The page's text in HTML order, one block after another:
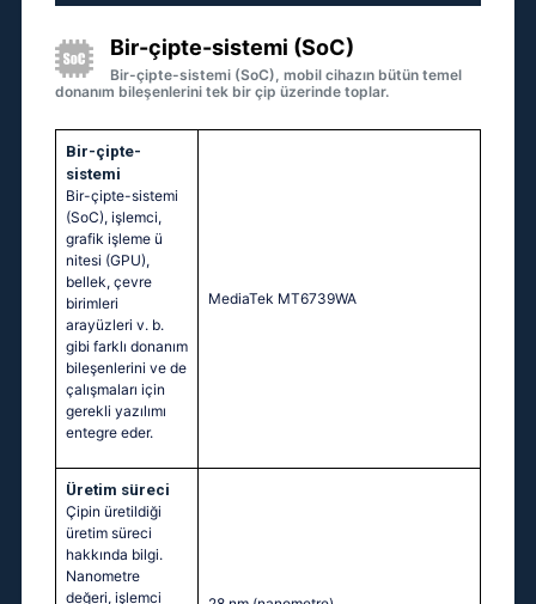
Bir-çipte-sistemi (SoC)
Bir-çipte-sistemi (SoC), mobil cihazın bütün temel
donanım bileşenlerini tek bir çip üzerinde toplar.
Bir-çipte-
sistemi
Bir-çipte-sistemi
(SoC), işlemci,
grafik işleme ü
nitesi (GPU),
bellek, çevre
birimleri
arayüzleri v. b.
gibi farklı donanım
bileşenlerini ve de
çalışmaları için
gerekli yazılımı
entegre eder.
MediaTek MT6739WA
Üretim süreci
Çipin üretildiği
üretim süreci
hakkında bilgi.
Nanometre
değeri, işlemci